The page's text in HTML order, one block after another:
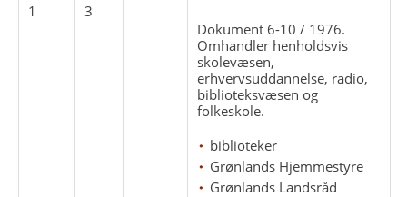
1
3
Dokument 6-10 / 1976.
Omhandler henholdsvis
skolevæsen,
erhvervsuddannelse, radio,
biblioteksvæsen og
folkeskole.
biblioteker
Grønlands Hjemmestyre
Grønlands Landsråd